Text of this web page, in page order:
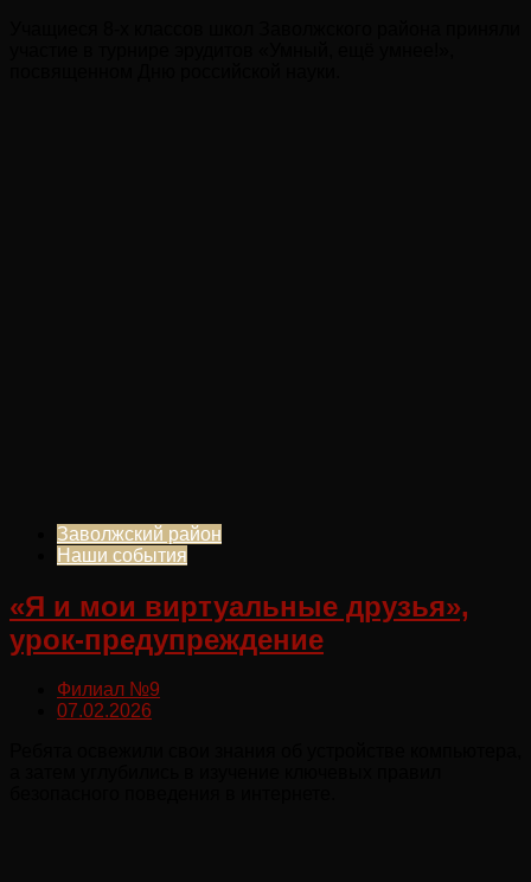
Заволжский район
Наши события
«Я и мои виртуальные друзья»,
урок-предупреждение
Филиал №9
07.02.2026